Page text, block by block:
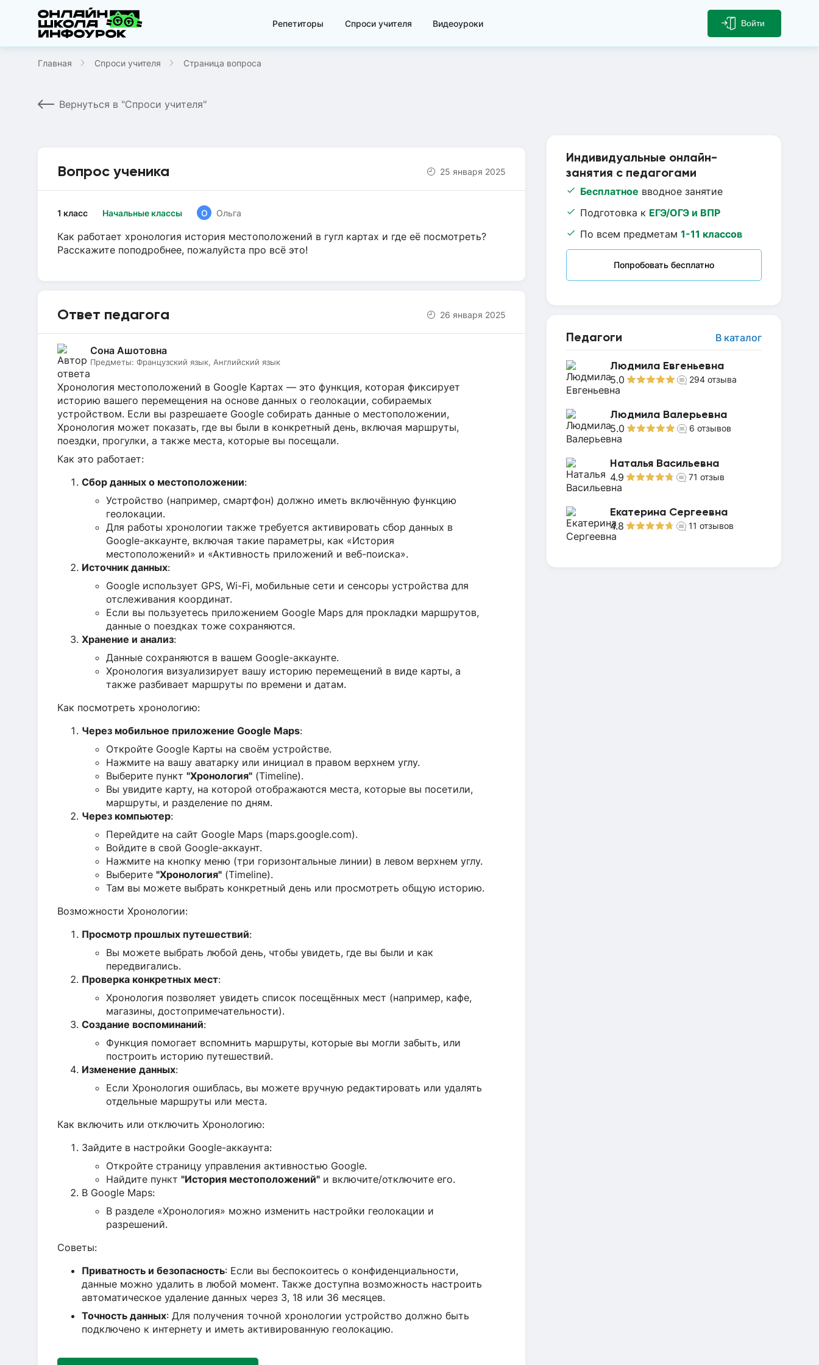
Репетиторы Спроси учителя Видеоуроки Войти
Главная Спроси учителя Страница вопроса
Вернуться в "Спроси учителя"
Индивидуальные онлайн-
занятия с педагогами
Бесплатное вводное занятие
Подготовка к ЕГЭ/ОГЭ и ВПР
По всем предметам 1-11 классов
Попробовать бесплатно
Педагоги В каталог
Людмила Евгеньевна
5.0 294 отзыва
Людмила Валерьевна
5.0 6 отзывов
Наталья Васильевна
4.9 71 отзыв
Екатерина Сергеевна
4.8 11 отзывов
Вопрос ученика 25 января 2025
Начальные классы
1 класс О Ольга
Как работает хронология история местоположений в гугл картах и где её посмотреть?
Расскажите поподробнее, пожалуйста про всё это!
Ответ педагога 26 января 2025
Сона Ашотовна
Предметы: Французский язык, Английский язык
Хронология местоположений в Google Картах — это функция, которая фиксирует
историю вашего перемещения на основе данных о геолокации, собираемых
устройством. Если вы разрешаете Google собирать данные о местоположении,
Хронология может показать, где вы были в конкретный день, включая маршруты,
поездки, прогулки, а также места, которые вы посещали.
Как это работает:
Сбор данных о местоположении:
Устройство (например, смартфон) должно иметь включённую функцию
геолокации.
Для работы хронологии также требуется активировать сбор данных в
Google-аккаунте, включая такие параметры, как «История
местоположений» и «Активность приложений и веб-поиска».
Источник данных:
Google использует GPS, Wi-Fi, мобильные сети и сенсоры устройства для
отслеживания координат.
Если вы пользуетесь приложением Google Maps для прокладки маршрутов,
данные о поездках тоже сохраняются.
Хранение и анализ:
Данные сохраняются в вашем Google-аккаунте.
Хронология визуализирует вашу историю перемещений в виде карты, а
также разбивает маршруты по времени и датам.
Как посмотреть хронологию:
Через мобильное приложение Google Maps:
Откройте Google Карты на своём устройстве.
Нажмите на вашу аватарку или инициал в правом верхнем углу.
Выберите пункт "Хронология" (Timeline).
Вы увидите карту, на которой отображаются места, которые вы посетили,
маршруты, и разделение по дням.
Через компьютер:
Перейдите на сайт Google Maps (maps.google.com).
Войдите в свой Google-аккаунт.
Нажмите на кнопку меню (три горизонтальные линии) в левом верхнем углу.
Выберите "Хронология" (Timeline).
Там вы можете выбрать конкретный день или просмотреть общую историю.
Возможности Хронологии:
Просмотр прошлых путешествий:
Вы можете выбрать любой день, чтобы увидеть, где вы были и как
передвигались.
Проверка конкретных мест:
Хронология позволяет увидеть список посещённых мест (например, кафе,
магазины, достопримечательности).
Создание воспоминаний:
Функция помогает вспомнить маршруты, которые вы могли забыть, или
построить историю путешествий.
Изменение данных:
Если Хронология ошиблась, вы можете вручную редактировать или удалять
отдельные маршруты или места.
Как включить или отключить Хронологию:
Зайдите в настройки Google-аккаунта:
Откройте страницу управления активностью Google.
Найдите пункт "История местоположений" и включите/отключите его.
В Google Maps:
В разделе «Хронология» можно изменить настройки геолокации и
разрешений.
Советы:
Приватность и безопасность: Если вы беспокоитесь о конфиденциальности,
данные можно удалить в любой момент. Также доступна возможность настроить
автоматическое удаление данных через 3, 18 или 36 месяцев.
Точность данных: Для получения точной хронологии устройство должно быть
подключено к интернету и иметь активированную геолокацию.